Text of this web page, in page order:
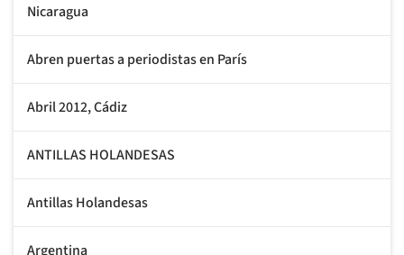
Nicaragua
Abren puertas a periodistas en París
Abril 2012, Cádiz
ANTILLAS HOLANDESAS
Antillas Holandesas
Argentina